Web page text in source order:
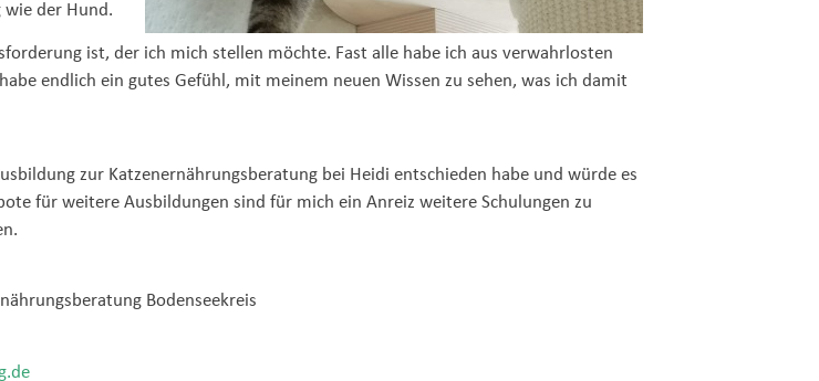
wie der Hund.
ist, der ich mich stellen möchte. Fast alle habe ich aus verwahrlosten
endlich ein gutes Gefühl, mit meinem neuen Wissen zu sehen, was ich damit
zur Katzenernährungsberatung bei Heidi entschieden habe und würde es
für weitere Ausbildungen sind für mich ein Anreiz weitere Schulungen zu
Bodenseekreis